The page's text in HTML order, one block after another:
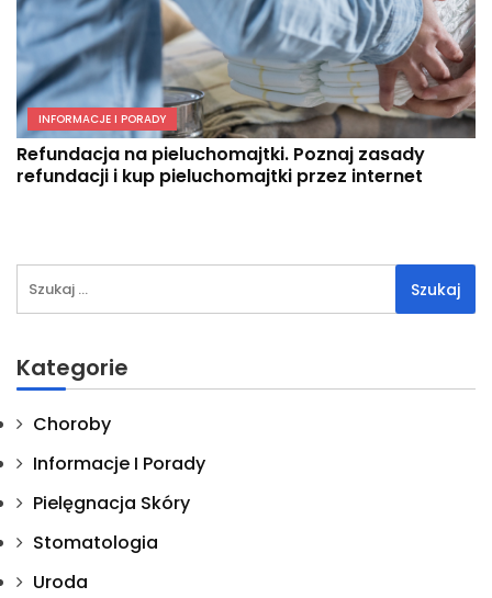
INFORMACJE I PORADY
Refundacja na pieluchomajtki. Poznaj zasady
refundacji i kup pieluchomajtki przez internet
Kategorie
Choroby
Informacje I Porady
Pielęgnacja Skóry
Stomatologia
Uroda